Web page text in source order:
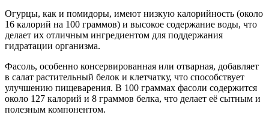
Огурцы, как и помидоры, имеют низкую калорийность (около
16 калорий на 100 граммов) и высокое содержание воды, что
делает их отличным ингредиентом для поддержания
гидратации организма.
Фасоль, особенно консервированная или отварная, добавляет
в салат растительный белок и клетчатку, что способствует
улучшению пищеварения. В 100 граммах фасоли содержится
около 127 калорий и 8 граммов белка, что делает её сытным и
полезным компонентом.